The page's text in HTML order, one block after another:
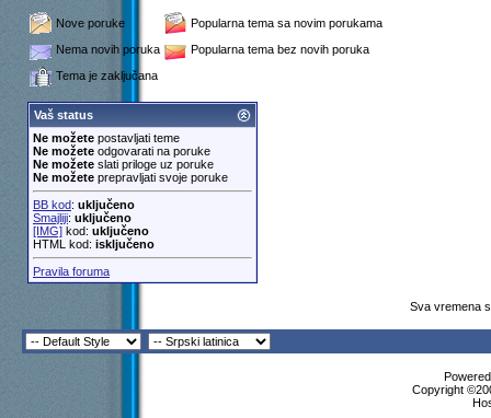
Nove poruke
Popularna tema sa novim porukama
Nema novih poruka
Popularna tema bez novih poruka
Tema je zaključana
Vaš status
Ne možetepostavljati teme
Ne možeteodgovarati na poruke
Ne možeteslati priloge uz poruke
Ne možeteprepravljati svoje poruke
BB kod: uključeno
Smajliji: uključeno
[IMG]kod: uključeno
HTML kod: isključeno
Pravila foruma
Sva vremena
Copyright